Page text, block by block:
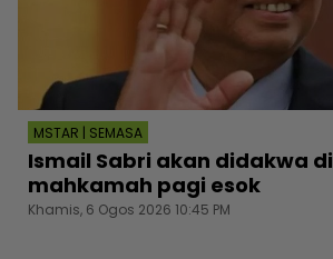
MSTAR | SEMASA
Ismail Sabri akan didakwa di
mahkamah pagi esok
Khamis, 6 Ogos 2026 10:45 PM